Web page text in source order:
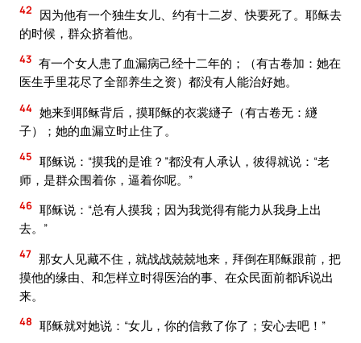
42
因为他有一个独生女儿、约有十二岁、快要死了。耶稣去
的时候，群众挤着他。
43 有一个女人患了血漏病己经十二年的；（有古卷加：她在
医生手里花尽了全部养生之资）都没有人能治好她。
44 她来到耶稣背后，摸耶稣的衣裳繸子（有古卷无：繸
子）；她的血漏立时止住了。
45 耶稣说：“摸我的是谁？”都没有人承认，彼得就说：“老
师，是群众围着你，逼着你呢。”
46 耶稣说：“总有人摸我；因为我觉得有能力从我身上出
去。”
47 那女人见藏不住，就战战兢兢地来，拜倒在耶稣跟前，把
摸他的缘由、和怎样立时得医治的事、在众民面前都诉说出
来。
48 耶稣就对她说：“女儿，你的信救了你了；安心去吧！”